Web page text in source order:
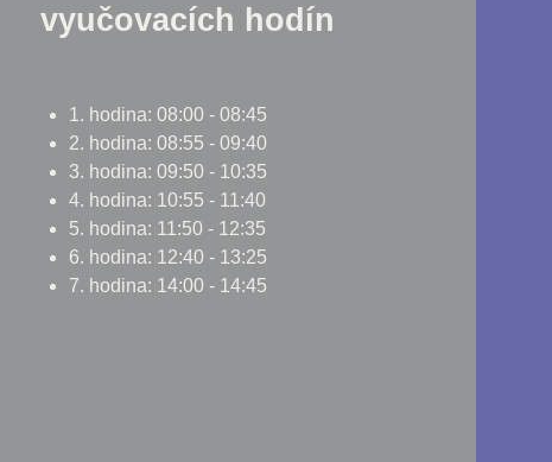
vyučovacích hodín
1. hodina: 08:00 - 08:45
2. hodina: 08:55 - 09:40
3. hodina: 09:50 - 10:35
4. hodina: 10:55 - 11:40
5. hodina: 11:50 - 12:35
6. hodina: 12:40 - 13:25
7. hodina: 14:00 - 14:45